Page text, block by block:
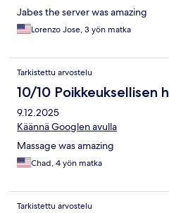
Jabes the server was amazing
Lorenzo Jose, 3 yön matka
Tarkistettu arvostelu
10/10 Poikkeuksellisen
9.12.2025
Käännä Googlen avulla
Massage was amazing
Chad, 4 yön matka
Tarkistettu arvostelu